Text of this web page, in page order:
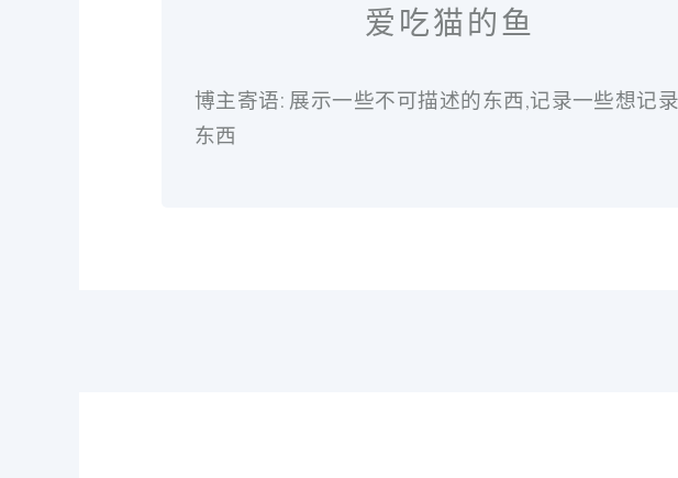
爱吃猫的鱼
博主寄语: 展示一些不可描述的东西,记录一些想记
东西